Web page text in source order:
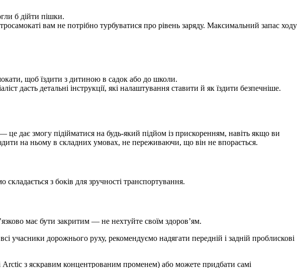
б дійти пішки.
вам не потрібно турбуватися про рівень заряду. Максимальний запас ходу
щоб їздити з дитиною в садок або до школи.
дасть детальні інструкції, які налаштування ставити й як їздити безпечніше.
дає змогу підійматися на будь-який підйом із прискоренням, навіть якщо ви
на ньому в складних умовах, не переживаючи, що він не впорається.
з боків для зручності транспортування.
має бути закритим — не нехтуйте своїм здоров’ям.
дорожнього руху, рекомендуємо надягати передній і задній проблискові
Arctic з яскравим концентрованим променем) або можете придбати самі